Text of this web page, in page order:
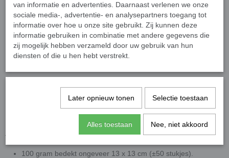
Vormen:Onregelmatig gevormde meerhoekige steentjes met
afgeronde, gladde randen voor een veilige en gemakkelijke
verwerking.
Kleur:Door-en-door gekleurd glas met een hoogglanzende
afwerking.
Uitstekend te combineren met onze overig
colorful mozaïeksteentjes voor unieke patronen.
Verbruik
100 gram bedekt ongeveer 13 x 13 cm (±50 stukjes).
van informatie en advertenties. Daarnaast verlenen we onze
sociale media-, advertentie- en analysepartners toegang tot
informatie over hoe u onze site gebruikt. Zij kunnen deze
informatie gebruiken in combinatie met andere gegevens die
zij mogelijk hebben verzameld door uw gebruik van hun
diensten of die u hen hebt verstrekt.
Later opnieuw tonen Selectie toestaan
Alles toestaan Nee, niet akkoord